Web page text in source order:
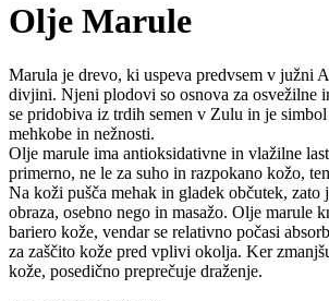
Olje Marule
Marula je drevo, ki uspeva predvsem v južni
divjini. Njeni plodovi so osnova za osvežilne
se pridobiva iz trdih semen v Zulu in je
mehkobe in nežnosti.
Olje marule ima antioksidativne in vlažilne
primerno, ne le za suho in razpokano kožo,
Na koži pušča mehak in gladek občutek, zato
obraza, osebno nego in masažo. Olje marule
bariero kože, vendar se relativno počasi
za zaščito kože pred vplivi okolja. Ker
kože, posedično preprečuje draženje.